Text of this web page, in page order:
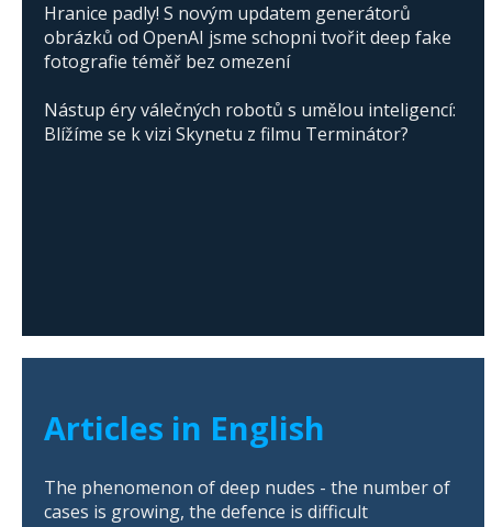
Hranice padly! S novým updatem generátorů
obrázků od OpenAI jsme schopni tvořit deep fake
fotografie téměř bez omezení
Nástup éry válečných robotů s umělou inteligencí:
Blížíme se k vizi Skynetu z filmu Terminátor?
Articles in English
The phenomenon of deep nudes - the number of
cases is growing, the defence is difficult